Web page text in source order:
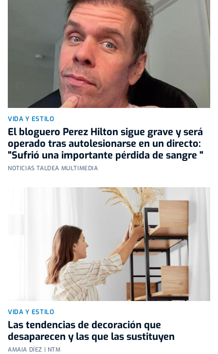
VIDA Y ESTILO
El bloguero Perez Hilton sigue grave y será
operado tras autolesionarse en un directo:
"Sufrió una importante pérdida de sangre "
NOTICIAS TALDEA MULTIMEDIA
VIDA Y ESTILO
Las tendencias de decoración que
desaparecen y las que las sustituyen
AMAIA DÍEZ | NTM